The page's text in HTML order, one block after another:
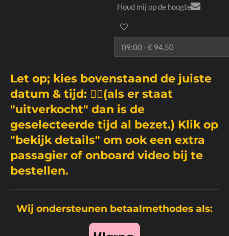
Houd mij op de hoogte
Let op; kies bovenstaand de juiste
datum & tijd: 👆🏼(als er staat
"uitverkocht" dan is de
geselecteerde tijd al bezet.) Klik op
"bekijk details" om ook een extra
passagier of onboard video bij te
bestellen.
Wij ondersteunen betaalmethodes als: